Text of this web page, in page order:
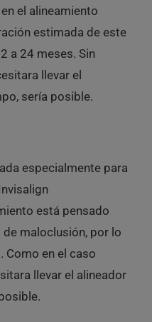
el alineamiento
estimada de este
a 24 meses. Sin
llevar el
sería posible.
especialmente para
está pensado
maloclusión, por lo
Como en el caso
llevar el alineador